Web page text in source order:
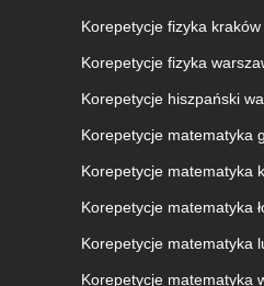
Korepetycje fizyka kraków
Korepetycje fizyka
Korepetycje hiszpański
Korepetycje matematyka
Korepetycje matematyka
Korepetycje matematyka
Korepetycje matematyka
Korepetycje matematyka